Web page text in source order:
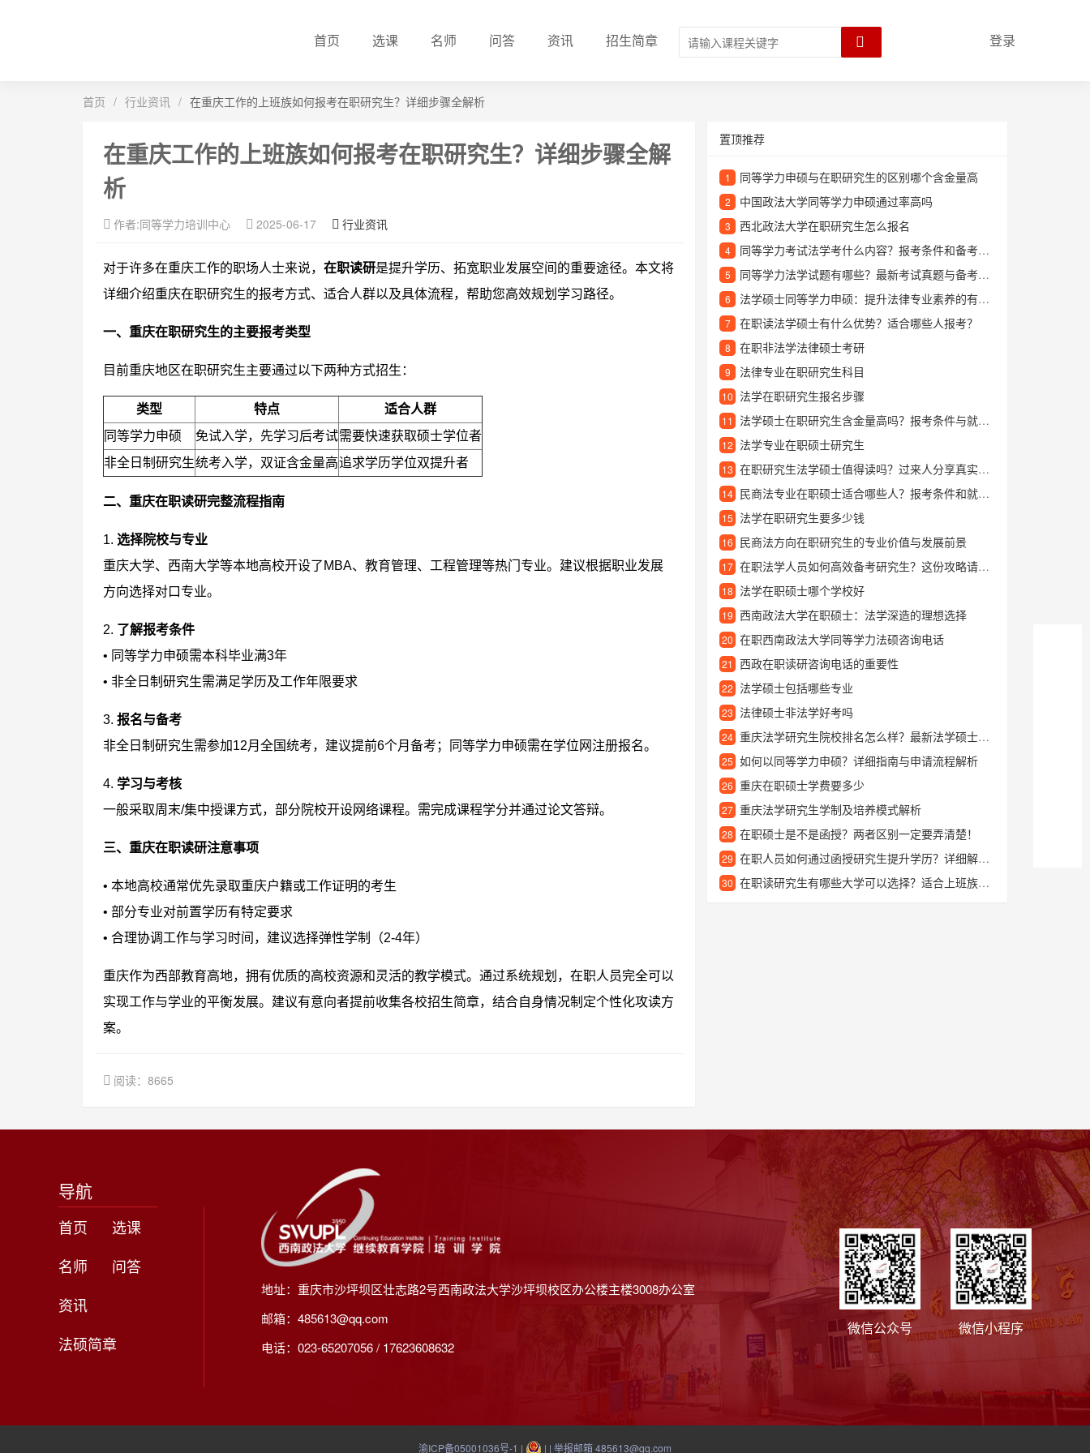
首页 选课 名师 问答 资讯 招生简章 登录
首页 / 行业资讯 / 在重庆工作的上班族如何报考在职研究生？详细步骤全解析
在重庆工作的上班族如何报考在职研究生？详细步骤全解
析
作者:同等学力培训中心 2025-06-17 行业资讯
对于许多在重庆工作的职场人士来说， 在职读研是提升学历、拓宽职业发展空间的重要途径。本文将
详细介绍重庆在职研究生的报考方式、适合人群以及具体流程，帮助您高效规划学习路径。
一、重庆在职研究生的主要报考类型
目前重庆地区在职研究生主要通过以下两种方式招生：
类型 特点
适合人群
同等学力申硕
免试入学，先学习后考试需要快速获取硕士学位者
非全日制研究生统考入学，双证含金量高追求学历学位双提升者
二、重庆在职读研完整流程指南
1. 选择院校与专业
重庆大学、西南大学等本地高校开设了MBA、教育管理、工程管理等热门专业。建议根据职业发展
方向选择对口专业。
2. 了解报考条件
• 同等学力申硕需本科毕业满3年
• 非全日制研究生需满足学历及工作年限要求
3. 报名与备考
非全日制研究生需参加12月全国统考，建议提前6个月备考；同等学力申硕需在学位网注册报名。
4. 学习与考核
一般采取周末/集中授课方式，部分院校开设网络课程。需完成课程学分并通过论文答辩。
三、重庆在职读研注意事项
• 本地高校通常优先录取重庆户籍或工作证明的考生
• 部分专业对前置学历有特定要求
• 合理协调工作与学习时间，建议选择弹性学制（2-4年）
重庆作为西部教育高地，拥有优质的高校资源和灵活的教学模式。通过系统规划，在职人员完全可以
实现工作与学业的平衡发展。建议有意向者提前收集各校招生简章，结合自身情况制定个性化攻读方
案。
阅读：8665
置顶推荐
1 同等学力申硕与在职研究生的区别哪个含金量高
2 中国政法大学同等学力申硕通过率高吗
3 西北政法大学在职研究生怎么报名
4 同等学力考试法学考什么内容？报考条件和备考方法全解析
5 同等学力法学试题有哪些？最新考试真题与备考重点解析
6 法学硕士同等学力申硕：提升法律专业素养的有效途径
7 在职读法学硕士有什么优势？适合哪些人报考？
8 在职非法学法律硕士考研
9 法律专业在职研究生科目
10 法学在职研究生报名步骤
11 法学硕士在职研究生含金量高吗？报考条件与就业前景全解析
12 法学专业在职硕士研究生
13 在职研究生法学硕士值得读吗？过来人分享真实学习体验
14 民商法专业在职硕士适合哪些人？报考条件和就业方向详解
15 法学在职研究生要多少钱
16 民商法方向在职研究生的专业价值与发展前景
17 在职法学人员如何高效备考研究生？这份攻略请收好
18 法学在职硕士哪个学校好
19 西南政法大学在职硕士：法学深造的理想选择
20 在职西南政法大学同等学力法硕咨询电话
21 西政在职读研咨询电话的重要性
22 法学硕士包括哪些专业
23 法律硕士非法学好考吗
24 重庆法学研究生院校排名怎么样？最新法学硕士招生信息汇总
25 如何以同等学力申硕？详细指南与申请流程解析
26 重庆在职硕士学费要多少
27 重庆法学研究生学制及培养模式解析
28 在职硕士是不是函授？两者区别一定要弄清楚！
29 在职人员如何通过函授研究生提升学历？详细解读报考与学习方式
30 在职读研究生有哪些大学可以选择？适合上班族的在职研究生院校推荐
导航
首页
选课
名师
问答
资讯
法硕简章
地址：重庆市沙坪坝区壮志路2号西南政法大学沙坪坝校区办公楼主楼3008办公室
邮箱：485613@qq.com
电话：023-65207056 / 17623608632
微信公众号 微信小程序
渝ICP备05001036号-1 | | | 举报邮箱 485613@qq.com